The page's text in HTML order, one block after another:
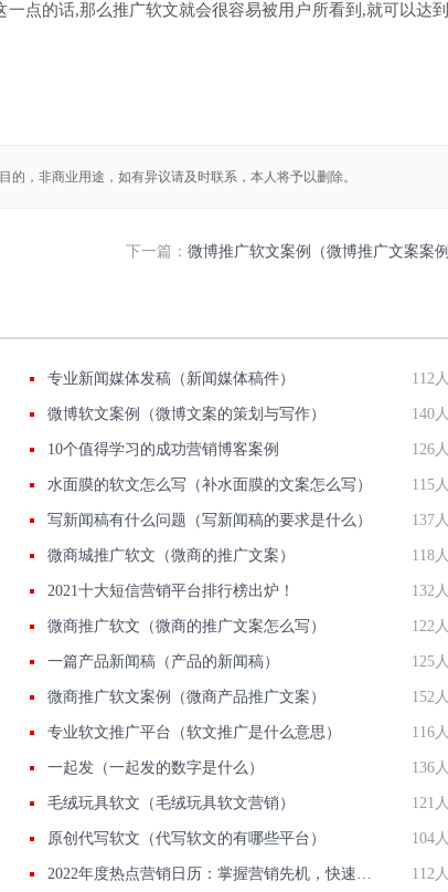
点的话,那么推广软文就会很容易被用户所看到,就可以达
，非商业用途，如有异议请及时联系，本人将予以删除。
下一篇： 微博推广软文案例（微博推广文案案例
专业新闻媒体发稿（新闻媒体稿件） 112
微博软文案例（微博文案的策划与写作） 140
10个值得学习的成功营销博客案例 126
水面膜的软文怎么写（补水面膜的文案怎么写） 115
写新闻稿有什么问题（写新闻稿的要求是什么） 137
微商城推广软文（微商的推广文案） 118
2021十大短信营销平台排行榜出炉！ 132
微商推广软文（微商的推广文案怎么写） 122
一篇产品新闻稿（产品的新闻稿） 125
微商推广软文案例（微商产品推广文案） 152
专业软文推广平台（软文推广是什么意思） 116
一起发（一起发的数字是什么） 136
毛绒玩具软文（毛绒玩具软文营销） 121
原创代写软文（代写软文的有哪些平台） 104
2022年度热点营销日历：掌握营销先机，快速提升品牌影响力！ 112